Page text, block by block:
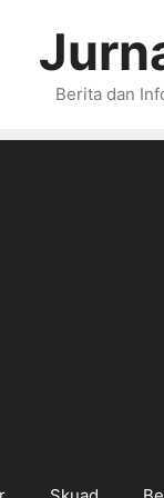
Berita dan